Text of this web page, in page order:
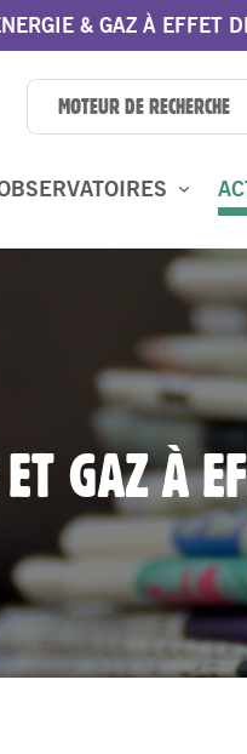
& GAZ À EFFET
GAZ À